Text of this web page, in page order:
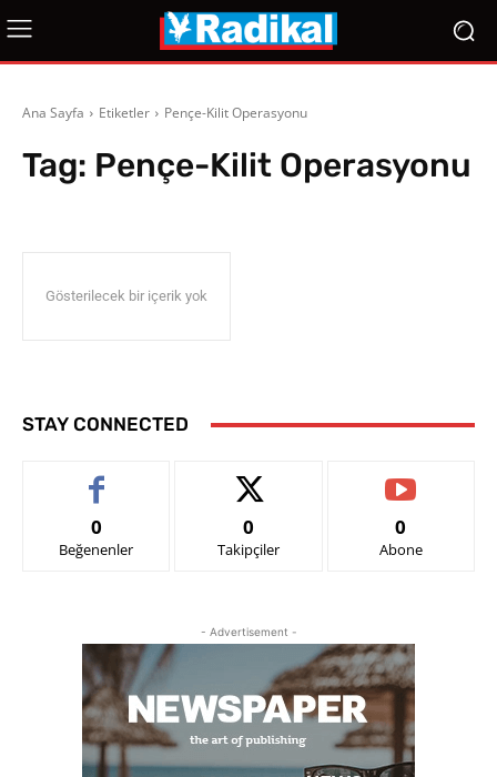
Ana Sayfa Etiketler Pençe-Kilit Operasyonu
Tag: Pençe-Kilit Operasyonu
Gösterilecek bir içerik yok
STAY CONNECTED
0
Beğenenler
0
Takipçiler
0
Abone
- Advertisement -